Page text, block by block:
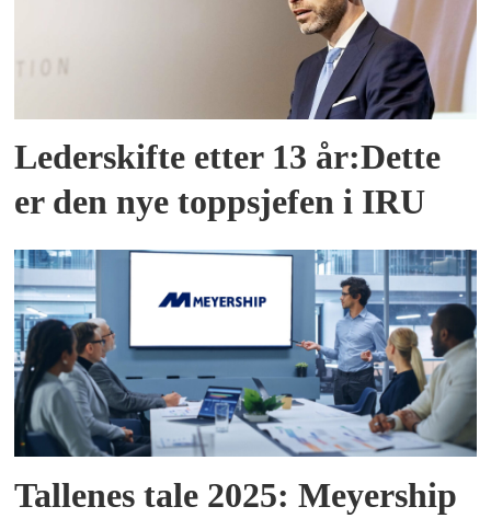
Lederskifte etter 13 år:Dette
er den nye toppsjefen i IRU
Tallenes tale 2025: Meyership